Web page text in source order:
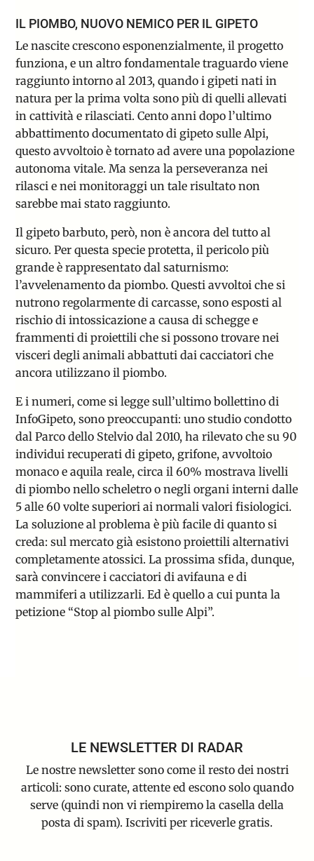
IL PIOMBO, NUOVO NEMICO PER IL GIPETO
Le nascite crescono esponenzialmente, il progetto
funziona, e un altro fondamentale traguardo viene
raggiunto intorno al 2013, quando i gipeti nati in
natura per la prima volta sono più di quelli allevati
in cattività e rilasciati. Cento anni dopo l’ultimo
abbattimento documentato di gipeto sulle Alpi,
questo avvoltoio è tornato ad avere una popolazione
autonoma vitale. Ma senza la perseveranza nei
rilasci e nei monitoraggi un tale risultato non
sarebbe mai stato raggiunto.
Il gipeto barbuto, però, non è ancora del tutto al
sicuro. Per questa specie protetta, il pericolo più
grande è rappresentato dal saturnismo:
l’avvelenamento da piombo. Questi avvoltoi che si
nutrono regolarmente di carcasse, sono esposti al
rischio di intossicazione a causa di schegge e
frammenti di proiettili che si possono trovare nei
visceri degli animali abbattuti dai cacciatori che
ancora utilizzano il piombo.
E i numeri, come si legge sull’ultimo bollettino di
InfoGipeto, sono preoccupanti: uno studio condotto
dal Parco dello Stelvio dal 2010, ha rilevato che su 90
individui recuperati di gipeto, grifone, avvoltoio
monaco e aquila reale, circa il 60% mostrava livelli
di piombo nello scheletro o negli organi interni dalle
5 alle 60 volte superiori ai normali valori fisiologici.
La soluzione al problema è più facile di quanto si
creda: sul mercato già esistono proiettili alternativi
completamente atossici. La prossima sfida, dunque,
sarà convincere i cacciatori di avifauna e di
mammiferi a utilizzarli. Ed è quello a cui punta la
petizione “Stop al piombo sulle Alpi”.
LE NEWSLETTER DI RADAR
Le nostre newsletter sono come il resto dei nostri
articoli: sono curate, attente ed escono solo quando
serve (quindi non vi riempiremo la casella della
posta di spam). Iscriviti per riceverle gratis.